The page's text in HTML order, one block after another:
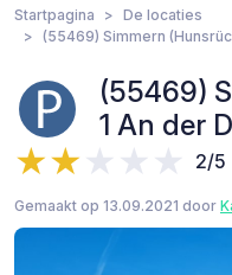
Startpagina
De locaties
(55469) Simmern
(55469)
1 An der
2/5
Gemaakt op 13.09.2021 door